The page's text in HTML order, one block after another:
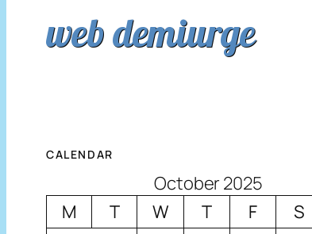
web demiurge
CALENDAR
October 2025
M
T W T F S